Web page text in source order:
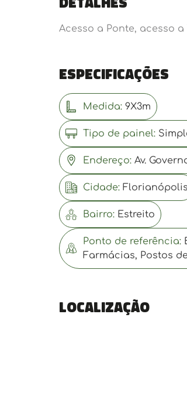
Acesso a Ponte, acesso
Especificações
Medida:9X3m
Tipo de painel:
Endereço:Av.
Cidade:Florianópolis
Bairro:Estreito
Ponto de referência:
Farmácias, Postos
Localização